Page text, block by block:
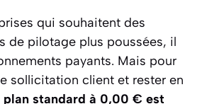
qui souhaitent des
de pilotage plus poussées, il
payants. Mais pour
sollicitation client et rester en
plan standard à 0,00 € est